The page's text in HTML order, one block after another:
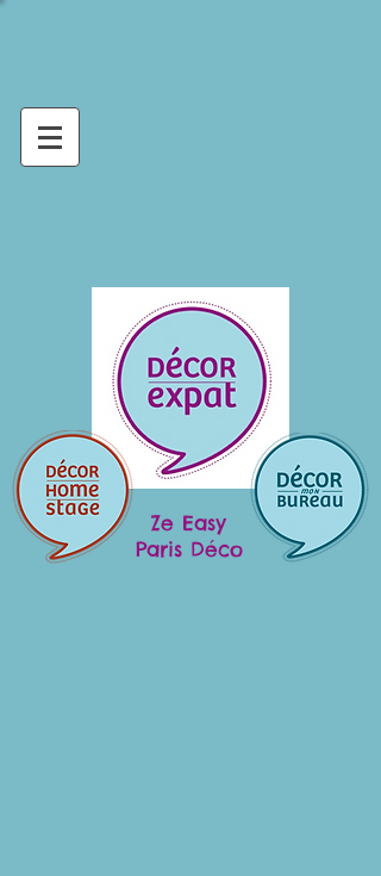
Ze Easy
Paris Déco